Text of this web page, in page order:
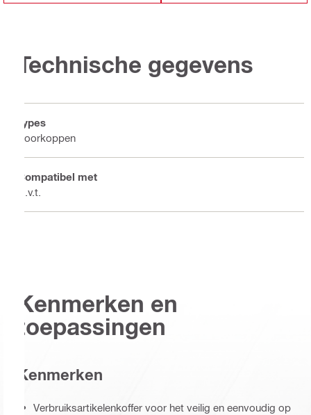
Technische gegevens
Types
Boorkoppen
Compatibel met
N.v.t.
Kenmerken en
toepassingen
Kenmerken
Verbruiksartikelenkoffer voor het veilig en eenvoudig op